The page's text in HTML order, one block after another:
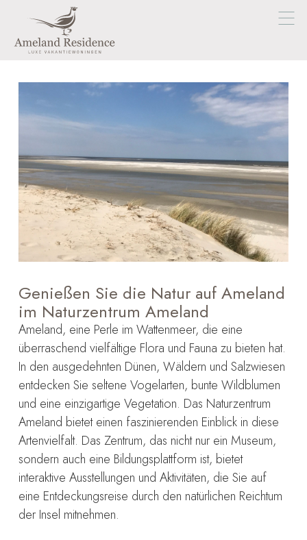
Genießen Sie die Natur auf Ameland
im Naturzentrum Ameland
Ameland, eine Perle im Wattenmeer, die eine
überraschend vielfältige Flora und Fauna zu bieten hat.
In den ausgedehnten Dünen, Wäldern und Salzwiesen
entdecken Sie seltene Vogelarten, bunte Wildblumen
und eine einzigartige Vegetation. Das Naturzentrum
Ameland bietet einen faszinierenden Einblick in diese
Artenvielfalt. Das Zentrum, das nicht nur ein Museum,
sondern auch eine Bildungsplattform ist, bietet
interaktive Ausstellungen und Aktivitäten, die Sie auf
eine Entdeckungsreise durch den natürlichen Reichtum
der Insel mitnehmen.